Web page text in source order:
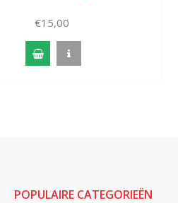
€15,00
POPULAIRE CATEGORIEËN